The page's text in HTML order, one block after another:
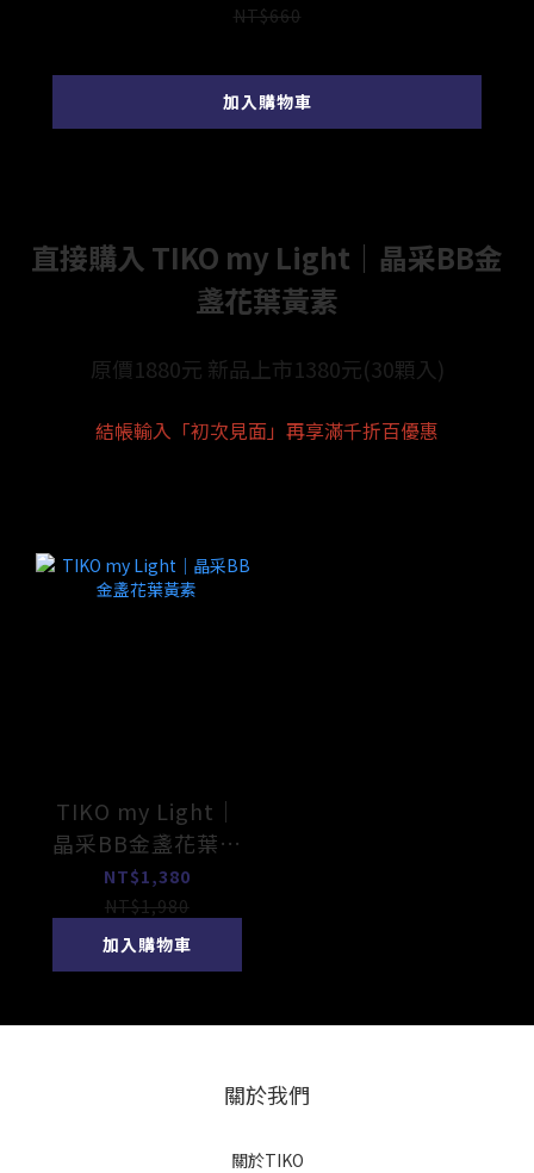
NT$660
加入購物車
直接購入 TIKO my Light｜晶采BB金
盞花葉黃素
原價1880元 新品上市1380元(30顆入)
結帳輸入「初次見面」再享滿千折百優惠
TIKO my Light｜
晶采BB金盞花葉黃
素
NT$1,380
NT$1,980
加入購物車
關於我們
關於TIKO